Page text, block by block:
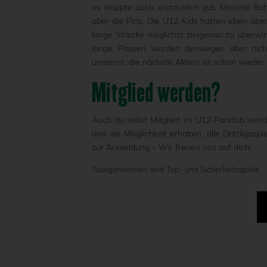
es klappte auch erstaunlich gut. Manche
aber die Pins. Die U12-Kids hatten eben
lange Strecke möglichst zielgenau zu
lange Pausen wurden deswegen aber
umsonst, die nächste Aktion ist schon
Mitglied werden?
Auch du willst Mitglied im U12-Fanclub
und die Möglichkeit erhalten, alle
zur Anmeldung – Wir freuen uns auf dich!
*ausgenommen sind Top- und Sicherheitsspiele